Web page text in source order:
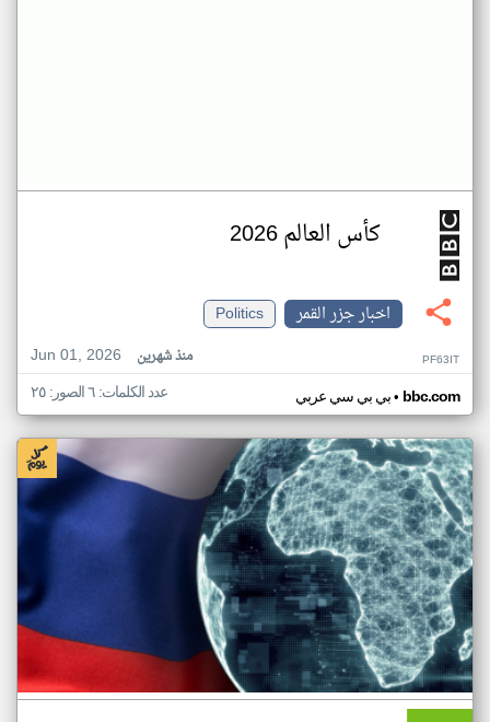
كأس العالم 2026
اخبار جزر القمر
Politics
Jun 01, 2026
منذ شهرين PF63IT
بي بي سي عربي• bbc.com عدد الكلمات: ٦ الصور: ٢٥